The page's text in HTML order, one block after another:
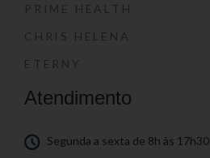
PRIME HEALTH
CHRIS HELENA
ETERNY
Atendimento
Segunda a sexta de 8h às 17h30